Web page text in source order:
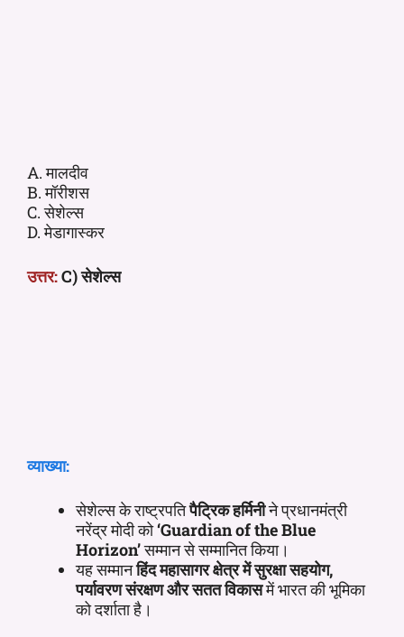
A. मालदीव
B. मॉरीशस
C. सेशेल्स
D. मेडागास्कर
उत्तर:C) सेशेल्स
व्याख्या:
सेशेल्स के राष्ट्रपतिपैट्रिक हर्मिनीने प्रधानमंत्री
नरेंद्र मोदी को‘Guardian of the Blue
Horizon’सम्मान से सम्मानित किया।
यह सम्मानहिंद महासागर क्षेत्र में सुरक्षा सहयोग,
पर्यावरण संरक्षण और सतत विकासमें भारत की भूमिका
को दर्शाता है।